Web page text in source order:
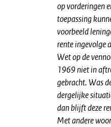
op vorderingen
toepassing
voorbeeld
rente ingevolge
Wet op de
1969 niet in
gebracht. Was
dergelijke
dan blijft deze
Met andere